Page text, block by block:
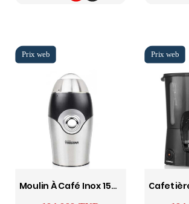
Moulin À Café Inox 150W Acier Inoxydable TRISTAR